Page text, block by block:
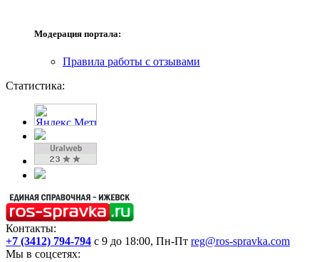
Модерация портала:
Правила работы с отзывами
Статистика:
Контакты:
+7 (3412) 794-794 с 9 до 18:00, Пн-Пт reg@ros-spravka.com
Мы в соцсетях: